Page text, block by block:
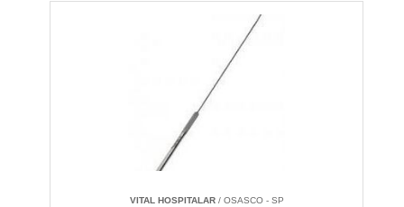
VITAL HOSPITALAR/ OSASCO - SP